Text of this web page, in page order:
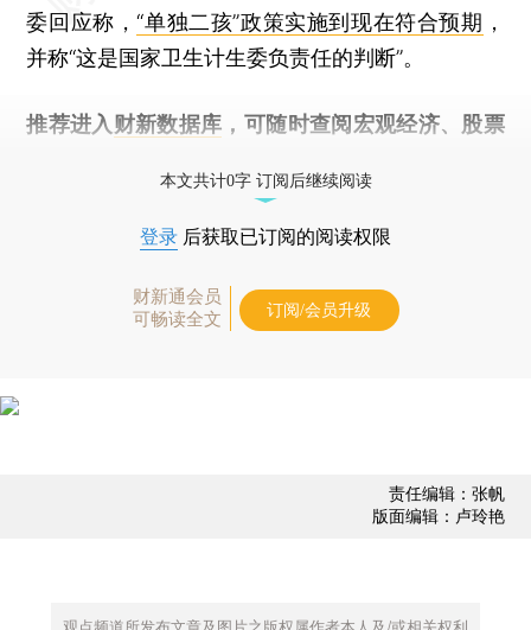
委回应称，“单独二孩”政策实施到现在符合预期 ，
并称“这是国家卫生计生委负责任的判断”。
推荐进入 财新数据库 ，可随时查阅宏观经济、股票
本文共计0字 订阅后继续阅读
登录 后获取已订阅的阅读权限
财新通会员
可畅读全文
订阅/会员升级
责任编辑：张帆
版面编辑：卢玲艳
观点频道所发布文章及图片之版权属作者本人及/或相关权利